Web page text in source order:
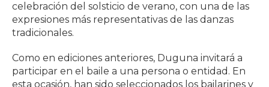
celebración del solsticio de verano, con una de las
expresiones más representativas de las danzas
tradicionales.
Como en ediciones anteriores, Duguna invitará a
participar en el baile a una persona o entidad. En
esta ocasión, han sido seleccionados los bailarines y